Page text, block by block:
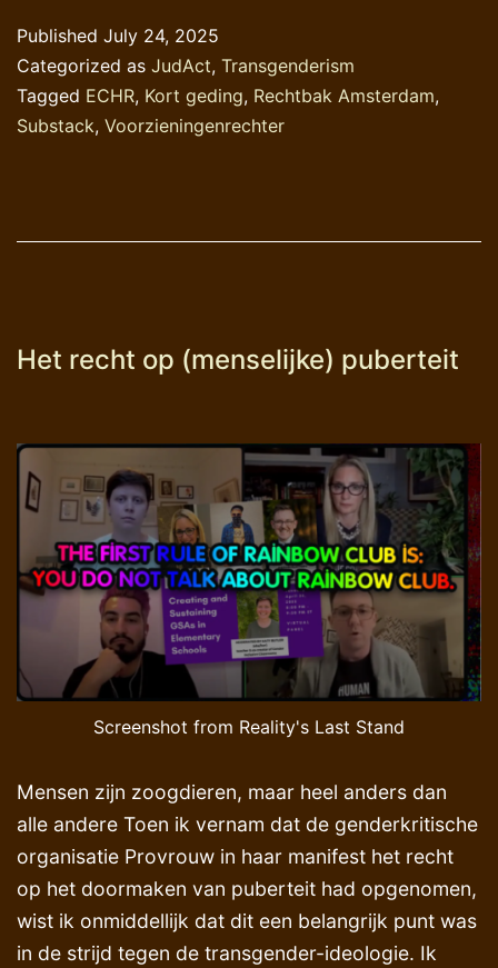
beeld
Published July 24, 2025
Categorized as JudAct, Transgenderism
Tagged ECHR, Kort geding, Rechtbak Amsterdam,
Substack, Voorzieningenrechter
Het recht op (menselijke) puberteit
Screenshot from Reality's Last Stand
Mensen zijn zoogdieren, maar heel anders dan
alle andere Toen ik vernam dat de genderkritische
organisatie Provrouw in haar manifest het recht
op het doormaken van puberteit had opgenomen,
wist ik onmiddellijk dat dit een belangrijk punt was
in de strijd tegen de transgender-ideologie. Ik